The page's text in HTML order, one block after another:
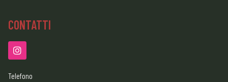
CONTATTI
Telefono